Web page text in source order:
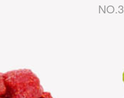
NO.3